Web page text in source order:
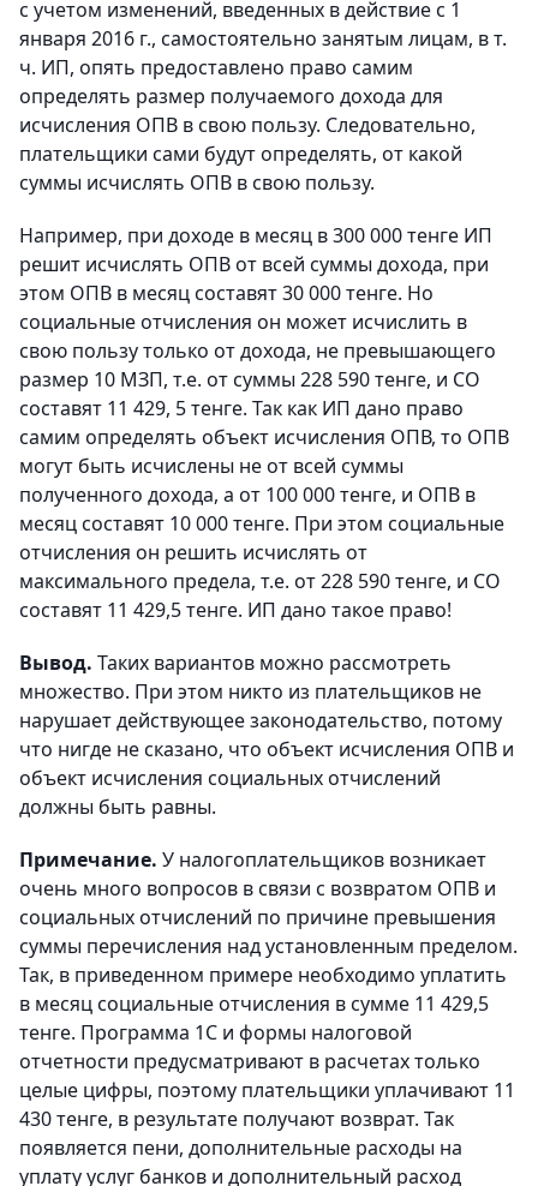
с учетом изменений, введенных в действие с 1
января 2016 г., самостоятельно занятым лицам, в т.
ч. ИП, опять предоставлено право самим
определять размер получаемого дохода для
исчисления ОПВ в свою пользу. Следовательно,
плательщики сами будут определять, от какой
суммы исчислять ОПВ в свою пользу.
Например, при доходе в месяц в 300 000 тенге ИП
решит исчислять ОПВ от всей суммы дохода, при
этом ОПВ в месяц составят 30 000 тенге. Но
социальные отчисления он может исчислить в
свою пользу только от дохода, не превышающего
размер 10 МЗП, т.е. от суммы 228 590 тенге, и СО
составят 11 429, 5 тенге. Так как ИП дано право
самим определять объект исчисления ОПВ, то ОПВ
могут быть исчислены не от всей суммы
полученного дохода, а от 100 000 тенге, и ОПВ в
месяц составят 10 000 тенге. При этом социальные
отчисления он решить исчислять от
максимального предела, т.е. от 228 590 тенге, и СО
составят 11 429,5 тенге. ИП дано такое право!
Вывод. Таких вариантов можно рассмотреть
множество. При этом никто из плательщиков не
нарушает действующее законодательство, потому
что нигде не сказано, что объект исчисления ОПВ и
объект исчисления социальных отчислений
должны быть равны.
Примечание. У налогоплательщиков возникает
очень много вопросов в связи с возвратом ОПВ и
социальных отчислений по причине превышения
суммы перечисления над установленным пределом.
Так, в приведенном примере необходимо уплатить
в месяц социальные отчисления в сумме 11 429,5
тенге. Программа 1С и формы налоговой
отчетности предусматривают в расчетах только
целые цифры, поэтому плательщики уплачивают 11
430 тенге, в результате получают возврат. Так
появляется пени, дополнительные расходы на
уплату услуг банков и дополнительный расход